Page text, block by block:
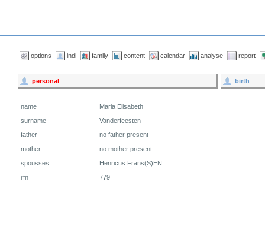
options indi family content calendar analyse report
personal birth
name
Maria Elisabeth
surname
Vanderfeesten
father
no father present
mother
no mother present
spousses
Henricus Frans(S)EN
rfn
779